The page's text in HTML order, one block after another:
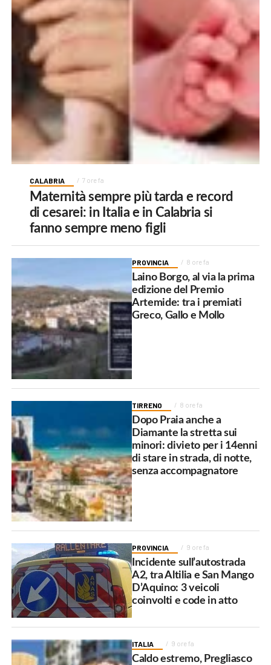
CALABRIA 7 ore fa
Maternità sempre più tarda e record
di cesarei: in Italia e in Calabria si
fanno sempre meno figli
PROVINCIA 8 ore fa
Laino Borgo, al via la prima
edizione del Premio
Artemide: tra i premiati
Greco, Gallo e Mollo
TIRRENO 8 ore fa
Dopo Praia anche a
Diamante la stretta sui
minori: divieto per i 14enni
di stare in strada, di notte,
senza accompagnatore
PROVINCIA 9 ore fa
Incidente sull’autostrada
A2, tra Altilia e San Mango
D’Aquino: 3 veicoli
coinvolti e code in atto
ITALIA 9 ore fa
Caldo estremo, Pregliasco